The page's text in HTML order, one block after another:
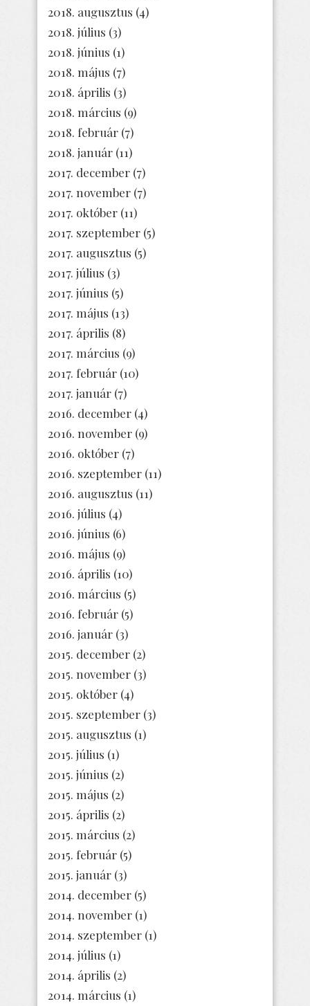
2018. augusztus (4)
2018. július (3)
2018. június (1)
2018. május (7)
2018. április (3)
2018. március (9)
2018. február (7)
2018. január (11)
2017. december (7)
2017. november (7)
2017. október (11)
2017. szeptember (5)
2017. augusztus (5)
2017. július (3)
2017. június (5)
2017. május (13)
2017. április (8)
2017. március (9)
2017. február (10)
2017. január (7)
2016. december (4)
2016. november (9)
2016. október (7)
2016. szeptember (11)
2016. augusztus (11)
2016. július (4)
2016. június (6)
2016. május (9)
2016. április (10)
2016. március (5)
2016. február (5)
2016. január (3)
2015. december (2)
2015. november (3)
2015. október (4)
2015. szeptember (3)
2015. augusztus (1)
2015. július (1)
2015. június (2)
2015. május (2)
2015. április (2)
2015. március (2)
2015. február (5)
2015. január (3)
2014. december (5)
2014. november (1)
2014. szeptember (1)
2014. július (1)
2014. április (2)
2014. március (1)